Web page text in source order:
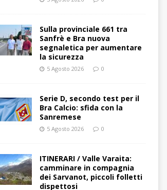
Sulla provinciale 661 tra
Sanfrè e Bra nuova
segnaletica per aumentare
la sicurezza
5 Agosto 2026 0
Serie D, secondo test per il
Bra Calcio: sfida con la
Sanremese
5 Agosto 2026 0
ITINERARI / Valle Varaita:
camminare in compagnia
dei Sarvanot, piccoli folletti
dispettosi